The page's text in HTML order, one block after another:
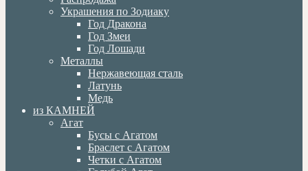
Украшения по Зодиаку
Год Дракона
Год Змеи
Год Лошади
Металлы
Нержавеющая сталь
Латунь
Медь
из КАМНЕЙ
Агат
Бусы с Агатом
Браслет с Агатом
Четки с Агатом